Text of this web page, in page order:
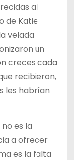
al
de Katie
velada
un
creces cada
recibieron,
les habrían
es la
a ofrecer
es la falta